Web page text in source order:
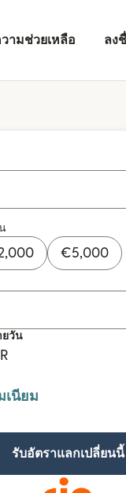
ามช่วยเหลือ ลง
€5,000
ยวัน
เนียม
รับอัตราแลกเปลี่ยนนี้